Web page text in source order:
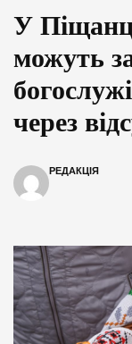
У
можуть
через
РЕДАКЦІЯ